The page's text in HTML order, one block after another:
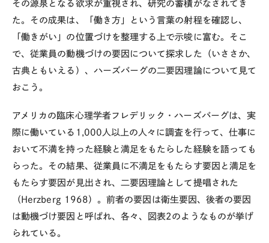
その源泉となる欲求が重視され、研究の蓄積がなされてき
た。その成果は、「働き方」という言葉の射程を確認し、
「働きがい」の位置づけを整理する上で示唆に富む。そこ
で、従業員の動機づけの要因について探求した（いささか、
古典ともいえる）、ハーズバーグの二要因理論について見て
おこう。
アメリカの臨床心理学者フレデリック・ハーズバーグは、実
際に働いている1,000人以上の人々に調査を行って、仕事に
おいて不満を持った経験と満足をもたらした経験を語っても
らった。その結果、従業員に不満足をもたらす要因と満足を
もたらす要因が見出され、二要因理論として提唱された
（Herzberg 1968）。前者の要因は衛生要因、後者の要因
は動機づけ要因と呼ばれ、各々、図表2のようなものが挙げ
られている。